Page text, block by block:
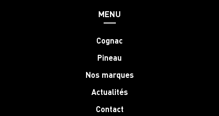
MENU
Cognac
Pineau
Nos marques
Actualités
Contact